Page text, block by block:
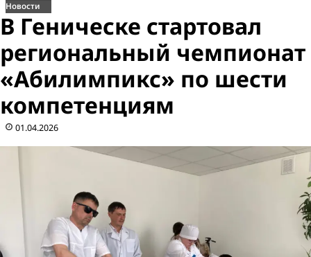
Новости
В Геническе стартовал
региональный чемпионат
«Абилимпикс» по шести
компетенциям
01.04.2026